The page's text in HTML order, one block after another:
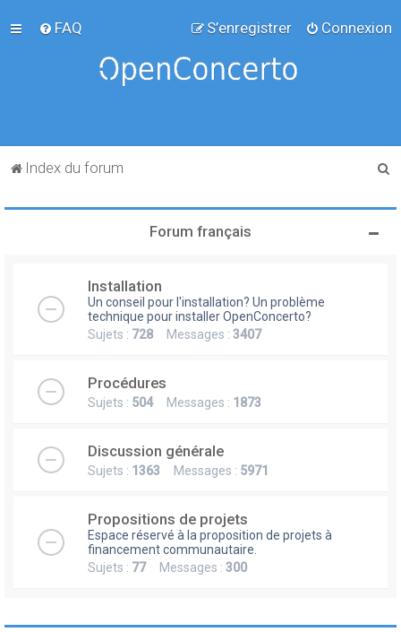
FAQ Connexion
S’enregistrer
Index du forum
Forum français
Installation
Un conseil pour l'installation? Un problème
technique pour installer OpenConcerto?
Sujets : 728 Messages : 3407
Procédures
Sujets : 504Messages : 1873
Discussion générale
Sujets : 1363 Messages : 5971
Propositions de projets
Espace réservé à la proposition de projets à
financement communautaire.
Sujets : 77Messages : 300